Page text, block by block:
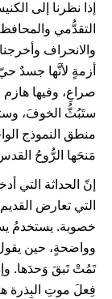
إذا نظرنا إلى
التقدُّمي
والانحراف
أزمةٍ لأنَّها جسدٌ
صراعِ، وفيها
ستَبُثُّ الخوفَ،
منطق النموذج
مَنحَها الرُّوحُ
إنّ الحداثة التي
التي تعارض
خصوبة. يستخدمُ
وواضحةٍ، حين
فِعلَ موتِ البِذرة